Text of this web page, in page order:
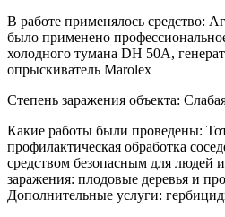
В работе применялось средство:
было применено
холодного тумана DH 50A,
опрыскиватель Marolex
Степень заражения объекта:
Какие работы были проведены:
профилактическая обработка
средством безопасным для людей
заражения: плодовые деревья и
Дополнительные услуги: